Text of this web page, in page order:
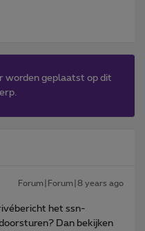
worden geplaatst op dit
Forum|Forum|8 years ago
het ssn-
Dan bekijken